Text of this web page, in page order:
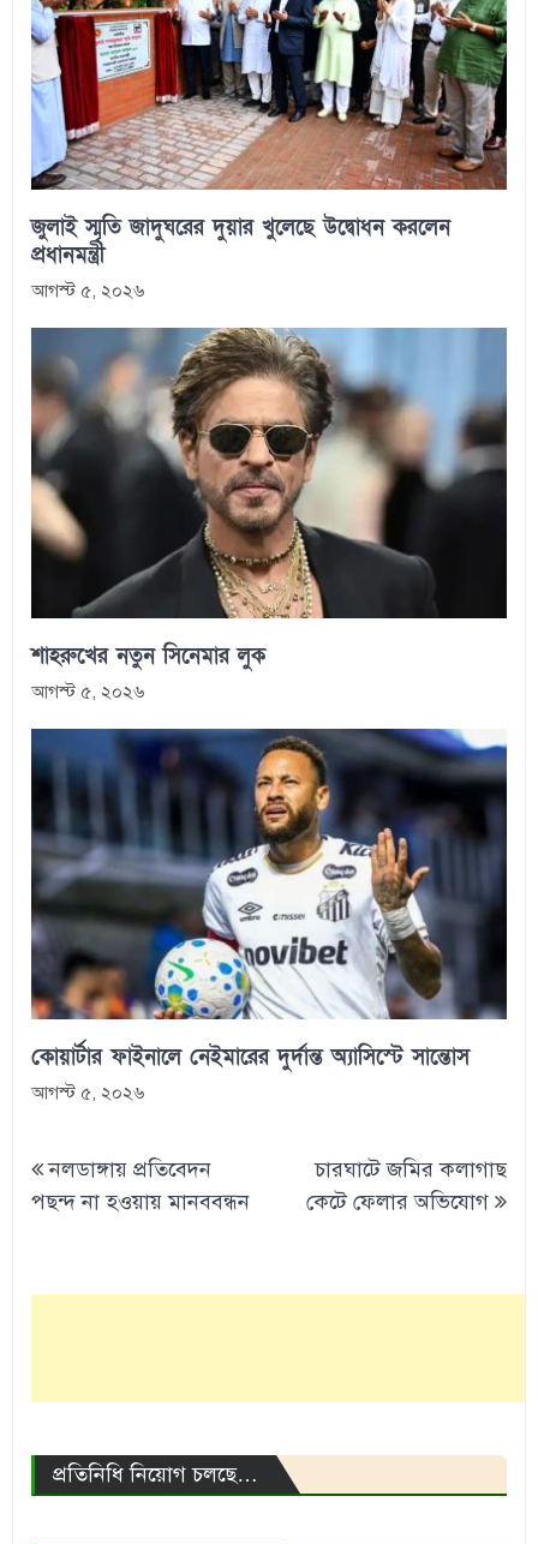
জুলাই স্মৃতি জাদুঘরের দুয়ার খুলেছে উদ্বোধন করলেন
প্রধানমন্ত্রী
আগস্ট ৫, ২০২৬
শাহরুখের নতুন সিনেমার লুক
আগস্ট ৫, ২০২৬
কোয়ার্টার ফাইনালে নেইমারের দুর্দান্ত অ্যাসিস্টে সান্তোস
আগস্ট ৫, ২০২৬
navigation
নলডাঙ্গায় প্রতিবেদন
পছন্দ না হওয়ায় মানববন্ধন
চারঘাটে জমির কলাগাছ
কেটে ফেলার অভিযোগ
প্রতিনিধি নিয়োগ চলছে…